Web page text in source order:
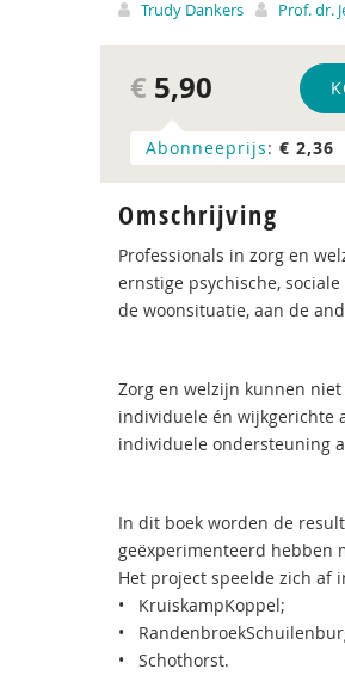
Trudy Dankers Prof. dr.
€ 5,90
Abonneeprijs: € 2,36
Omschrijving
Professionals in zorg en
ernstige psychische,
de woonsituatie, aan de
Zorg en welzijn kunnen
individuele én wijkgerichte
individuele ondersteuning
In dit boek worden de
geëxperimenteerd hebben
Het project speelde zich af
• Kruiskamp­Koppel;
•
• Schothorst.